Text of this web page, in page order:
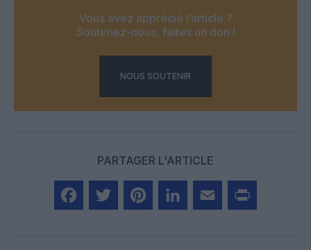
Vous avez apprécié l’article ?
Soutenez-nous, faites un don !
NOUS SOUTENIR
PARTAGER L'ARTICLE